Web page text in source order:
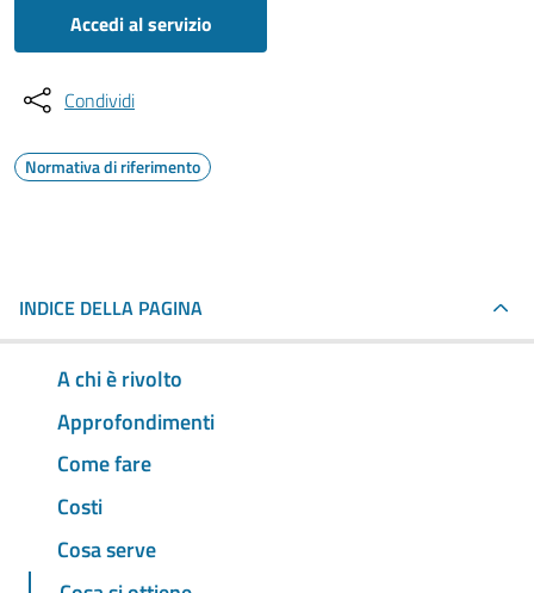
Accedi al servizio
Condividi
Normativa di riferimento
INDICE DELLA PAGINA
A chi è rivolto
Approfondimenti
Come fare
Costi
Cosa serve